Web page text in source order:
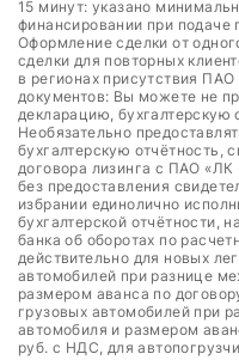
15 минут: указано
финансировании при подаче
Оформление сделки от
сделки для повторных
в регионах присутствия
документов: Вы можете не
декларацию, бухгалтерскую
Необязательно
бухгалтерскую отчётность,
договора лизинга с ПАО «ЛК
без предоставления
избрании единолично
бухгалтерской отчётности,
банка об оборотах по
действительно для новых
автомобилей при разнице
размером аванса по
грузовых автомобилей при
автомобиля и размером
руб. с НДС, для